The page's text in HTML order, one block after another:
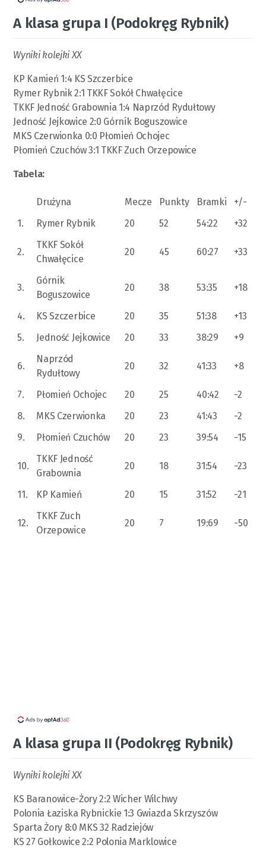
A klasa grupa I (Podokręg Rybnik)
Wyniki kolejki XX
KP Kamień 1:4 KS Szczerbice
Rymer Rybnik 2:1 TKKF Sokół Chwałęcice
TKKF Jedność Grabownia 1:4 Naprzód Rydułtowy
Jedność Jejkowice 2:0 Górnik Boguszowice
MKS Czerwionka 0:0 Płomień Ochojec
Płomień Czuchów 3:1 TKKF Zuch Orzepowice
Tabela:
Drużyna Mecze Punkty Bramki
+/-
1.
Rymer Rybnik 20 52 54:22 +32
2.
TKKF Sokół
Chwałęcice
20 45 60:27 +33
3.
Górnik
Boguszowice
20 38 53:35 +18
4. KS Szczerbice 20 35 51:38
+13
5.
Jedność Jejkowice 20 33 38:29 +9
6.
Naprzód
Rydułtowy
20 32 41:33 +8
7. Płomień Ochojec 20 25 40:42
-2
8.
MKS Czerwionka 20 23 41:43
-2
9.
Płomień Czuchów 20 23 39:54 -15
10.
TKKF Jedność
Grabownia
20 18 31:54 -23
11. KP Kamień 20 15 31:52 -21
12.
TKKF Zuch
Orzepowice
20 7 19:69 -50
A klasa grupa II (Podokręg Rybnik)
Wyniki kolejki XX
KS Baranowice-Żory 2:2 Wicher Wilchwy
Polonia Łaziska Rybnickie 1:3 Gwiazda Skrzyszów
Sparta Żory 8:0 MKS 32 Radziejów
KS 27 Gołkowice 2:2 Polonia Marklowice